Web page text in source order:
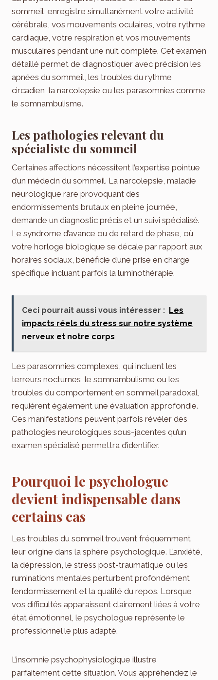
sommeil, enregistre simultanément votre activité
cérébrale, vos mouvements oculaires, votre rythme
cardiaque, votre respiration et vos mouvements
musculaires pendant une nuit complète. Cet examen
détaillé permet de diagnostiquer avec précision les
apnées du sommeil, les troubles du rythme
circadien, la narcolepsie ou les parasomnies comme
le somnambulisme.
Les pathologies relevant du
spécialiste du sommeil
Certaines affections nécessitent l’expertise pointue
d’un médecin du sommeil. La narcolepsie, maladie
neurologique rare provoquant des
endormissements brutaux en pleine journée,
demande un diagnostic précis et un suivi spécialisé.
Le syndrome d’avance ou de retard de phase, où
votre horloge biologique se décale par rapport aux
horaires sociaux, bénéficie d’une prise en charge
spécifique incluant parfois la luminothérapie.
Ceci pourrait aussi vous intéresser : Les
impacts réels du stress sur notre système
nerveux et notre corps
Les parasomnies complexes, qui incluent les
terreurs nocturnes, le somnambulisme ou les
troubles du comportement en sommeil paradoxal,
requièrent également une évaluation approfondie.
Ces manifestations peuvent parfois révéler des
pathologies neurologiques sous-jacentes qu’un
examen spécialisé permettra d’identifier.
Pourquoi le psychologue
devient indispensable dans
certains cas
Les troubles du sommeil trouvent fréquemment
leur origine dans la sphère psychologique. L’anxiété,
la dépression, le stress post-traumatique ou les
ruminations mentales perturbent profondément
l’endormissement et la qualité du repos. Lorsque
vos difficultés apparaissent clairement liées à votre
état émotionnel, le psychologue représente le
professionnel le plus adapté.
L’insomnie psychophysiologique illustre
parfaitement cette situation. Vous appréhendez le